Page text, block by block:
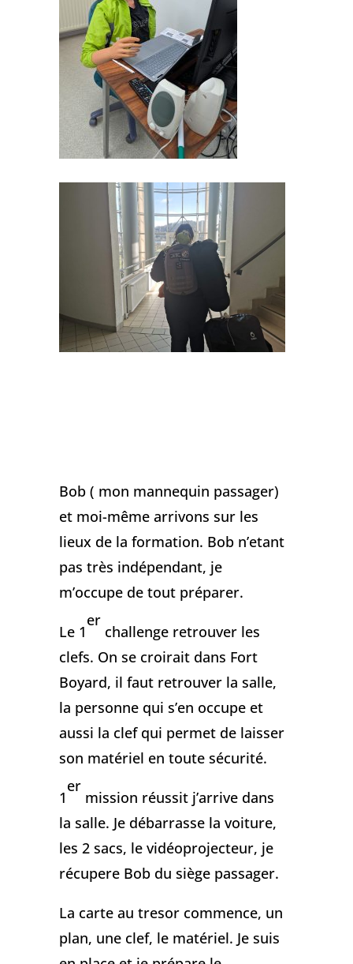
Bob ( mon mannequin passager)
et moi-même arrivons sur les
lieux de la formation. Bob n’etant
pas très indépendant, je
m’occupe de tout préparer.
Le 1
er
challenge retrouver les
clefs. On se croirait dans Fort
Boyard, il faut retrouver la salle,
la personne qui s’en occupe et
aussi la clef qui permet de laisser
son matériel en toute sécurité.
1
er
mission réussit j’arrive dans
la salle. Je débarrasse la voiture,
les 2 sacs, le vidéoprojecteur, je
récupere Bob du siège passager.
La carte au tresor commence, un
plan, une clef, le matériel. Je suis